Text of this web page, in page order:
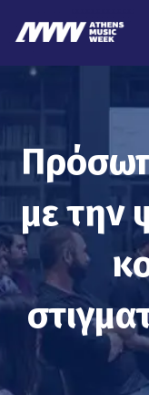
με την